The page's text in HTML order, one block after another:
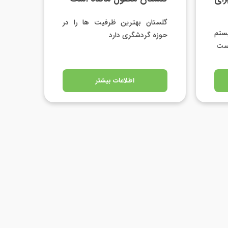
گلستان بهترین ظرفیت ها را در
حوزه گردشگری دارد
اطلاعات بیشتر